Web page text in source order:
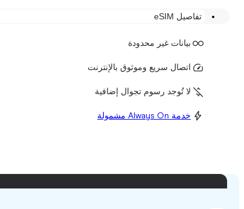
تفاصيل eSIM
بيانات غير محدودة
اتصال سريع وموثوق بالإنترنت
لا تُوجد رسوم تجوال إضافية
خدمة Always On مشمولة